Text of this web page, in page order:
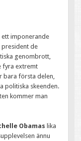
ett imponerande
president de
genombrott,
fyra extremt
bara första delen,
politiska skeenden.
kommer man
Obamas lika
ännu